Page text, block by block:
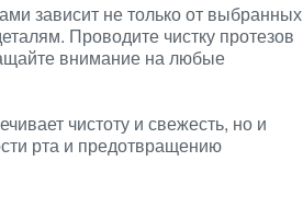
зависит не только от выбранных
Проводите чистку протезов
внимание на любые
чистоту и свежесть, но и
рта и предотвращению